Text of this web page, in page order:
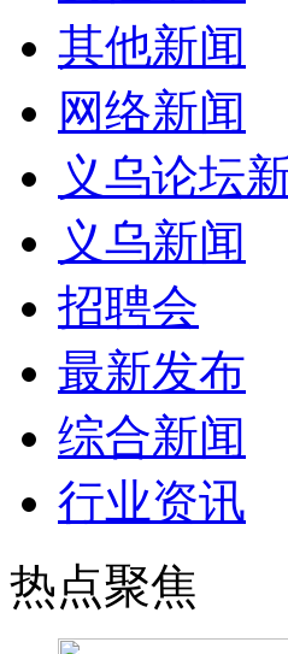
其他新闻
网络新闻
义乌论坛
义乌新闻
招聘会
最新发布
综合新闻
行业资讯
热点聚焦